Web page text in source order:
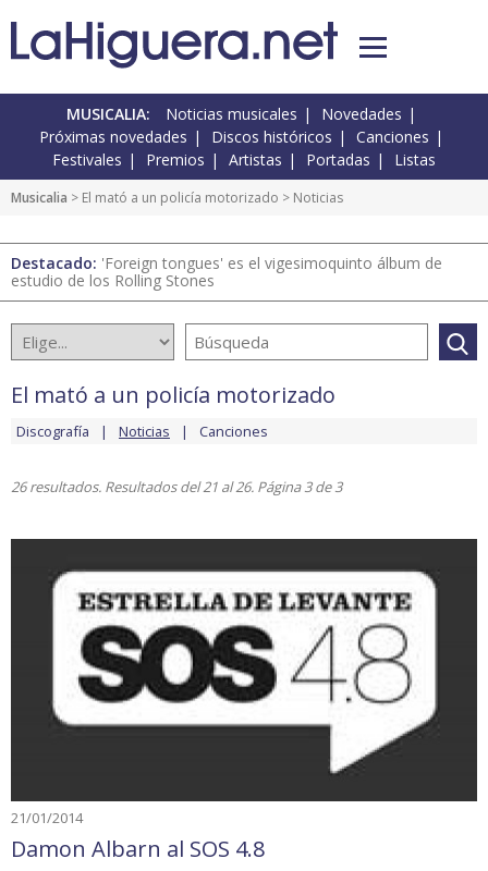
MUSICALIA: Noticias musicales
Novedades
Próximas novedades
Discos históricos
Canciones
Festivales
Premios Artistas Portadas Listas
Musicalia > El mató a un policía motorizado > Noticias
Destacado: 'Foreign tongues' es el vigesimoquinto álbum de
estudio de los Rolling Stones
El mató a un policía motorizado
Discografía Noticias Canciones
26 resultados. Resultados del 21 al 26. Página 3 de 3
21/01/2014
Damon Albarn al SOS 4.8